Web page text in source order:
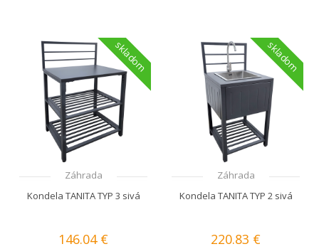
Záhrada
Kondela TANITA TYP 3 sivá
146.04 €
skladom
Záhrada
Kondela TANITA TYP 2 sivá
220.83 €
skladom